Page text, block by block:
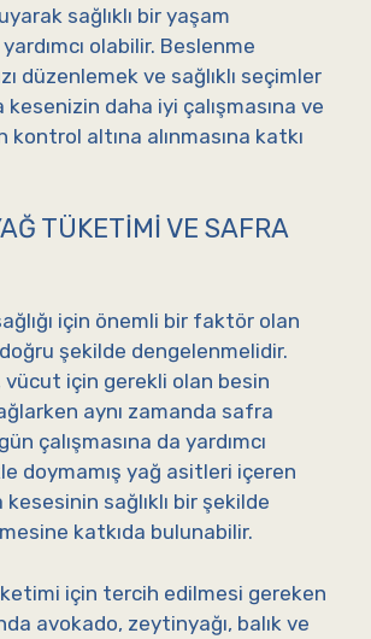
sağlıklı bir yaşam
olabilir. Beslenme
düzenlemek ve sağlıklı seçimler
daha iyi çalışmasına ve
kontrol altına alınmasına katkı
TÜKETIMI VE SAFRA
için önemli bir faktör olan
şekilde dengelenmelidir.
vücut için gerekli olan besin
aynı zamanda safra
çalışmasına da yardımcı
doymamış yağ asitleri içeren
sağlıklı bir şekilde
katkıda bulunabilir.
için tercih edilmesi gereken
avokado, zeytinyağı, balık ve